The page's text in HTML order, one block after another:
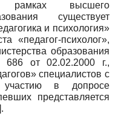
высшего
существует
и психология»
«педагог-психолог»,
образования
от 02.02.2000 г.,
специалистов с
в допросе
представляется